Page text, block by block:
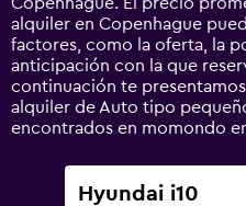
displaying
values.
Range:
0
to
360000.
alquiler en Copenhague
factores, como la oferta, la
anticipación con la que
continuación te
alquiler de Auto tipo
encontrados en momondo
Hyundai i10